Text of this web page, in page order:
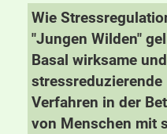
Wie
"Jungen Wilden"
Basal wirksame und
stressreduzierende
Verfahren in der
von Menschen mit